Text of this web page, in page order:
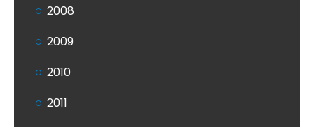
2008
2009
2010
2011